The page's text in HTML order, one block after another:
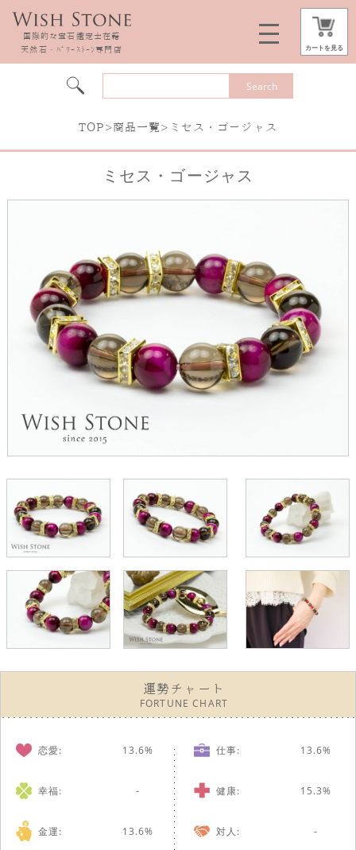
国際的な宝石鑑定士在籍
天然石・ﾊﾟﾜｰｽﾄｰﾝ専門店
カートを見る
TOP>商品一覧>ミセス・ゴージャス
ミセス・ゴージャス
運勢チャート
FORTUNE CHART
恋愛: 13.6%
幸福: -
金運: 13.6%
仕事: 13.6%
健康: 15.3%
対人: -